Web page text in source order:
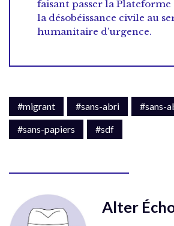
faisant passer la
la désobéissance civile au
humanitaire d’urgence.
#migrant #sans-abri
#sans-
#sans-papiers
#sdf
Alter